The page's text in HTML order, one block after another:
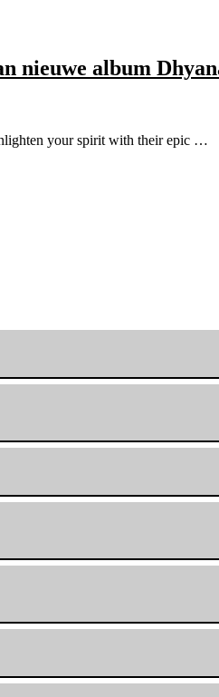
nieuwe album
your spirit with their epic …